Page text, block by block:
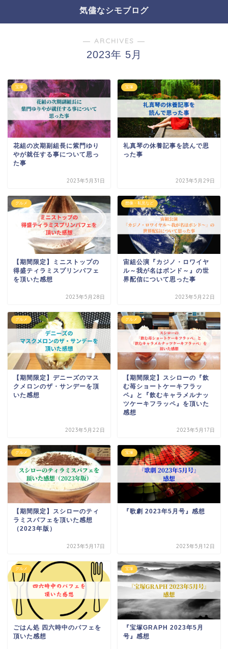
気儘なシモブログ
― ARCHIVES ―
2023年 5月
宝塚
花組の次期副組長に紫門ゆり
やが就任する事について思っ
た事
2023年5月31日
宝塚
礼真琴の休養記事を読んで思
った事
2023年5月29日
グルメ
【期間限定】ミニストップの
得盛ティラミスプリンパフェ
を頂いた感想
2023年5月28日
想像・私見など
宙組公演『カジノ・ロワイヤ
ル～我が名はボンド～』の世
界配信について思った事
2023年5月22日
グルメ
【期間限定】デニーズのマス
クメロンのザ・サンデーを頂
いた感想
2023年5月22日
グルメ
【期間限定】スシローの『飲
む苺ショートケーキフラッ
ペ』と『飲むキャラメルナッ
ツケーキフラッペ』を頂いた
感想
2023年5月17日
グルメ
【期間限定】スシローのティ
ラミスパフェを頂いた感想
（2023年版）
2023年5月17日
宝塚
『歌劇 2023年5月号』感想
2023年5月12日
グルメ
ごはん処 四六時中のパフェを
頂いた感想
宝塚
『宝塚GRAPH 2023年5月
号』感想